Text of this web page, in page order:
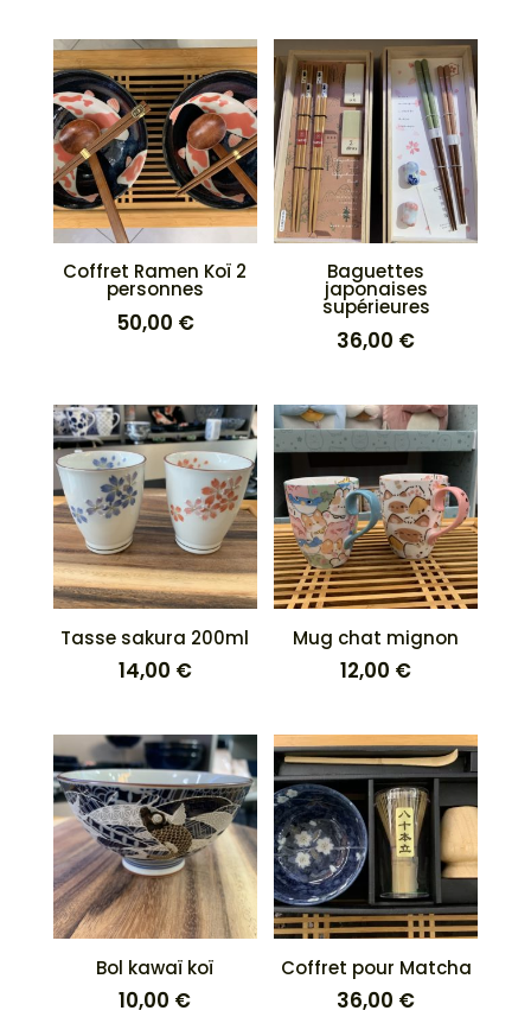
Coffret Ramen Koï 2
personnes
50,00 €
Baguettes
japonaises
supérieures
36,00 €
Tasse sakura 200ml
14,00 €
Mug chat mignon
12,00 €
Bol kawaï koï
10,00 €
Coffret pour Matcha
36,00 €